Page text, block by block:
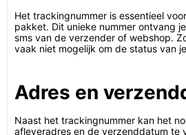
Het trackingnummer is essentieel
pakket. Dit unieke nummer ontvang
sms van de verzender of webshop.
vaak niet mogelijk om de status van
Adres en
Naast het trackingnummer kan het
afleveradres en de verzenddatum te